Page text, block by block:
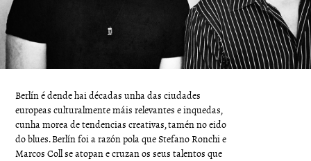
Berlín é dende hai décadas unha das ciudades
europeas culturalmente máis relevantes e inquedas,
cunha morea de tendencias creativas, tamén no eido
do blues. Berlín foi a razón pola que Stefano Ronchi e
Marcos Coll se atopan e cruzan os seus talentos que